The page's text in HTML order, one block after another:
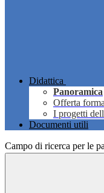
Didattica
Panoramica
Offerta
I progetti
Documenti utili
Campo di ricerca per le